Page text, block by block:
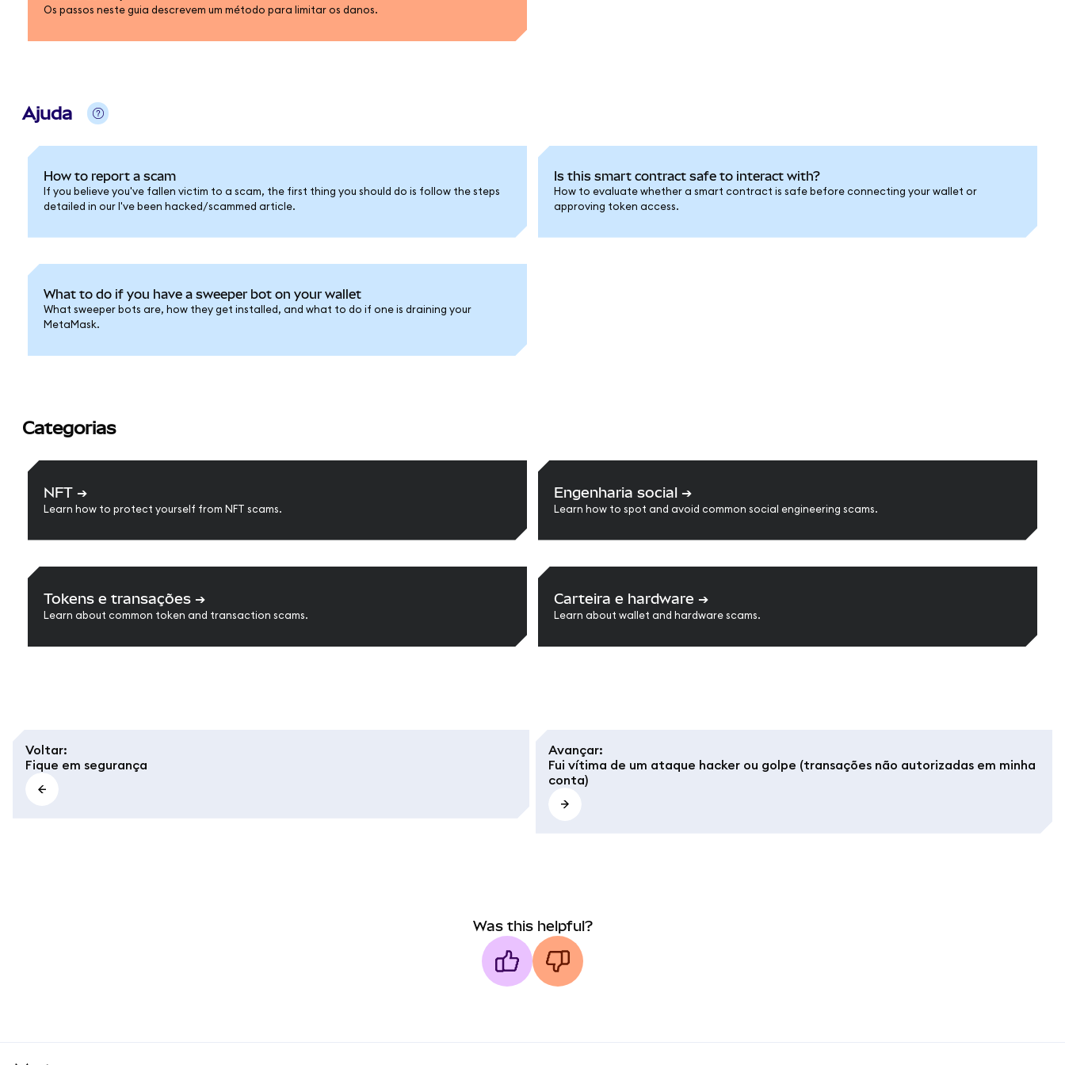
Os passos neste guia descrevem um método para limitar os danos.
Ajuda
How to report a scam
If you believe you've fallen victim to a scam, the first thing you should do is follow the steps
detailed in our I've been hacked/scammed article.
Is this smart contract safe to interact with?
How to evaluate whether a smart contract is safe before connecting your wallet or
approving token access.
What to do if you have a sweeper bot on your wallet
What sweeper bots are, how they get installed, and what to do if one is draining your
MetaMask.
Categorias
NFT ➔
Learn how to protect yourself from NFT scams.
Engenharia social ➔
Learn how to spot and avoid common social engineering scams.
Tokens e transações ➔
Learn about common token and transaction scams.
Carteira e hardware ➔
Learn about wallet and hardware scams.
Voltar:
Fique em segurança
Avançar:
Fui vítima de um ataque hacker ou golpe (transações não autorizadas em minha
conta)
Was this helpful?